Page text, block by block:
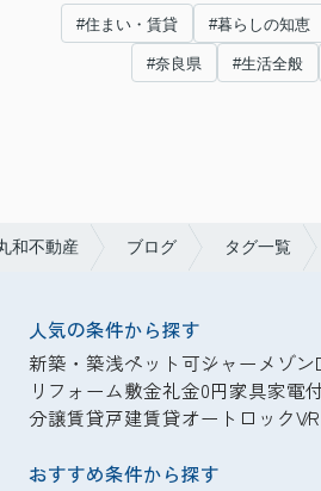
#住まい・賃貸 #暮らしの知恵
#奈良県 #生活全般
和不動産 ブログ タグ一覧
人気の条件から探す
新築・築浅ペット可シャーメゾン
リフォーム敷金礼金0円家具家電
分譲賃貸戸建賃貸オートロック
おすすめ条件から探す